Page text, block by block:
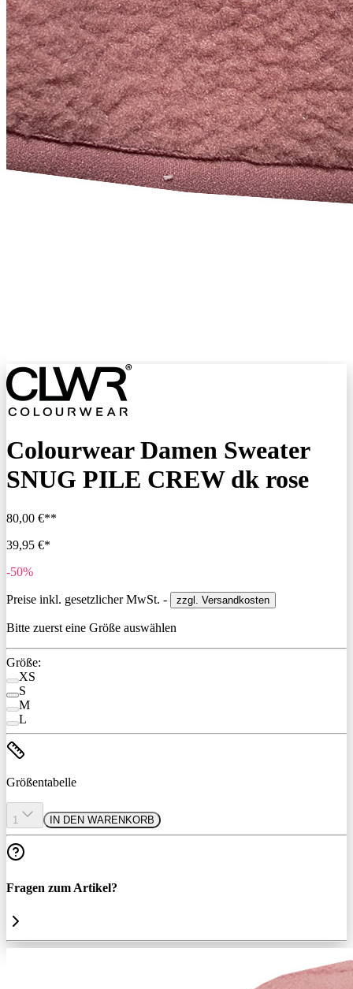
Colourwear Damen Sweater
SNUG PILE CREW dk rose
80,00 €**
39,95 €*
-50%
Preise inkl. gesetzlicher MwSt. - zzgl. Versandkosten
Bitte zuerst eine Größe auswählen
Größe:
XS
S
M
L
Größentabelle
1 IN DEN WARENKORB
Fragen zum Artikel?